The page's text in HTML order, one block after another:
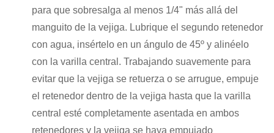
para que sobresalga al menos 1/4" más allá del
manguito de la vejiga. Lubrique el segundo retenedor
con agua, insértelo en un ángulo de 45º y alinéelo
con la varilla central. Trabajando suavemente para
evitar que la vejiga se retuerza o se arrugue, empuje
el retenedor dentro de la vejiga hasta que la varilla
central esté completamente asentada en ambos
retenedores y la vejiga se haya empujado